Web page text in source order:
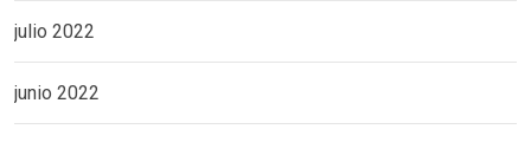
julio 2022
junio 2022